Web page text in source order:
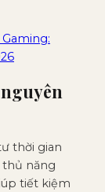
thời gian
năng
tiết kiệm